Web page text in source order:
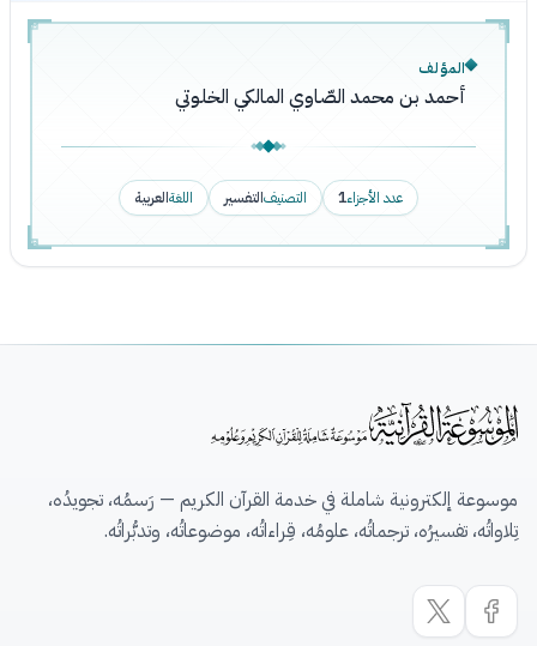
المؤلف
أحمد بن محمد الصّاوي المالكي الخلوتي
عدد الأجزاء1 التصنيفالتفسير اللغةالعربية
موسوعة إلكترونية شاملة في خدمة القرآن الكريم — رَسمُه، تجويدُه،
تِلاواتُه، تفسيرُه، ترجماتُه، علومُه، قِراءاتُه، موضوعاتُه، وتدبُّراتُه.